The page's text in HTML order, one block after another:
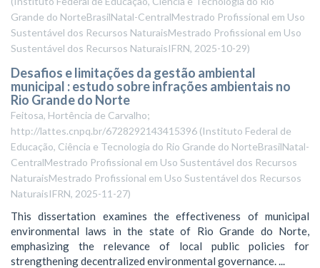
Grande do NorteBrasilNatal-CentralMestrado Profissional em Uso
Sustentável dos Recursos NaturaisMestrado Profissional em Uso
Sustentável dos Recursos NaturaisIFRN, 2025-10-29)
Desafios e limitações da gestão ambiental
municipal : estudo sobre infrações ambientais no
Rio Grande do Norte
Feitosa, Hortência de Carvalho;
http://lattes.cnpq.br/6728292143415396 (Instituto Federal de
Educação, Ciência e Tecnologia do Rio Grande do NorteBrasilNatal-
CentralMestrado Profissional em Uso Sustentável dos Recursos
NaturaisMestrado Profissional em Uso Sustentável dos Recursos
NaturaisIFRN, 2025-11-27)
This dissertation examines the effectiveness of municipal
environmental laws in the state of Rio Grande do Norte,
emphasizing the relevance of local public policies for
strengthening decentralized environmental governance. ...